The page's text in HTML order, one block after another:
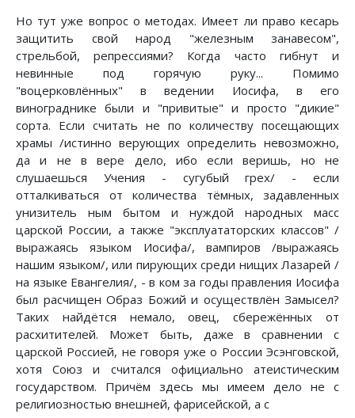
Но тут уже вопрос о методах. Имеет ли право кесарь
защитить свой народ "железным занавесом",
стрельбой, репрессиями? Когда часто гибнут и
невинные под горячую руку... Помимо
"воцерковлённых" в ведении Иосифа, в его
винограднике были и "привитые" и просто "дикие"
сорта. Если считать не по количеству посещающих
храмы /истинно верующих определить невозможно,
да и не в вере дело, ибо если веришь, но не
слушаешься Учения - сугубый грех/ - если
отталкиваться от количества тёмных, задавленных
унизитель ным бытом и нуждой народных масс
царской России, а также "эксплуататорских классов" /
выражаясь языком Иосифа/, вампиров /выражаясь
нашим языком/, или пирующих среди нищих Лазарей /
на языке Евангелия/, - в ком за годы правления Иосифа
был расчищен Образ Божий и осуществлён Замысел?
Таких найдётся немало, овец, сбережённых от
расхитителей. Может быть, даже в сравнении с
царской Россией, не говоря уже о России Эсэнговской,
хотя Союз и считался официально атеистическим
государством. Причём здесь мы имеем дело не с
религиозностью внешней, фарисейской, а с